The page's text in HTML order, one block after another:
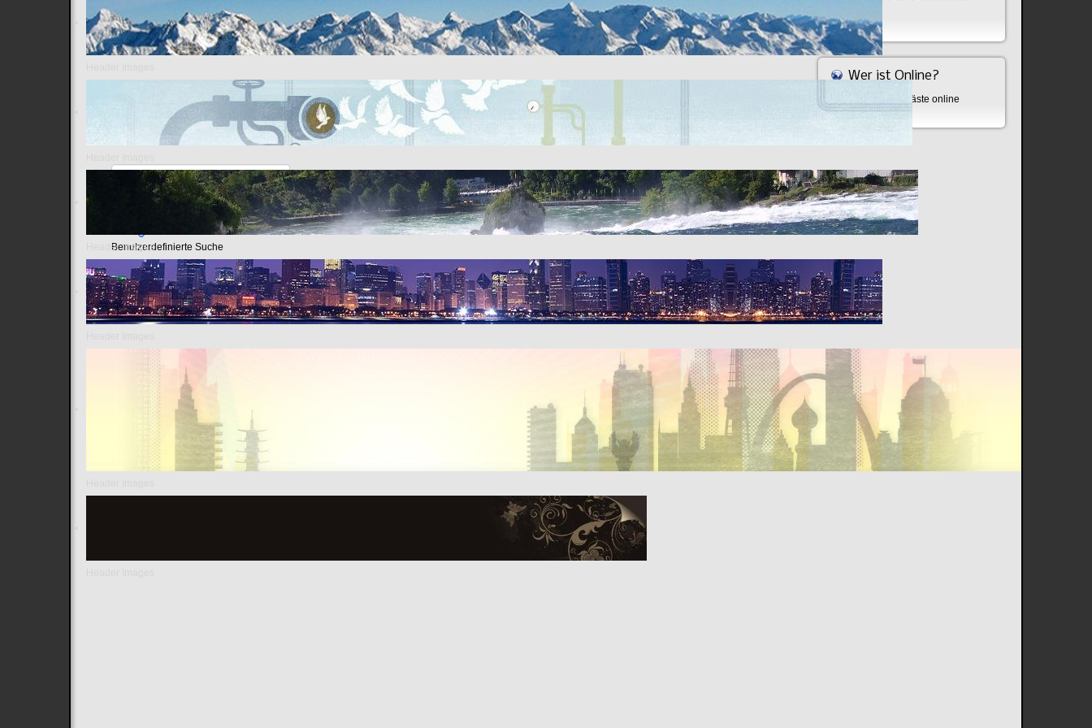
Header Images
Wer ist Online?
Aktuell sind 530 Gäste online
Benutzerdefinierte Suche